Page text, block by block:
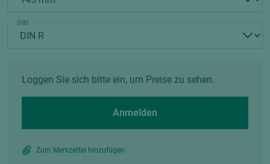
DIN
Loggen Sie sich bitte ein, um Preise zu sehen.
Anmelden
Zum Merkzettel hinzufügen